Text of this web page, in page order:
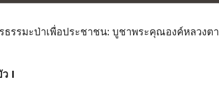
รมะป่าเพื่อประชาชน: บูชาพระคุณองค์หลวงตา
I